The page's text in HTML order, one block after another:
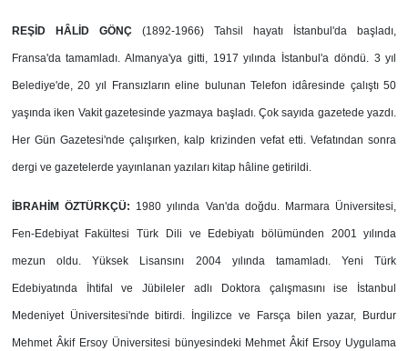
REŞİD HÂLİD GÖNÇ (1892-1966) Tahsil hayatı İstanbul'da başladı,
Fransa'da tamamladı. Almanya'ya gitti, 1917 yılında İstanbul'a döndü. 3 yıl
Belediye'de, 20 yıl Fransızların eline bulunan Telefon idâresinde çalıştı 50
yaşında iken Vakit gazetesinde yazmaya başladı. Çok sayıda gazetede yazdı.
Her Gün Gazetesi'nde çalışırken, kalp krizinden vefat etti. Vefatından sonra
dergi ve gazetelerde yayınlanan yazıları kitap hâline getirildi.
İBRAHİM ÖZTÜRKÇÜ: 1980 yılında Van'da doğdu. Marmara Üniversitesi,
Fen-Edebiyat Fakültesi Türk Dili ve Edebiyatı bölümünden 2001 yılında
mezun oldu. Yüksek Lisansını 2004 yılında tamamladı. Yeni Türk
Edebiyatında İhtifal ve Jübileler adlı Doktora çalışmasını ise İstanbul
Medeniyet Üniversitesi'nde bitirdi. İngilizce ve Farsça bilen yazar, Burdur
Mehmet Âkif Ersoy Üniversitesi bünyesindeki Mehmet Âkif Ersoy Uygulama